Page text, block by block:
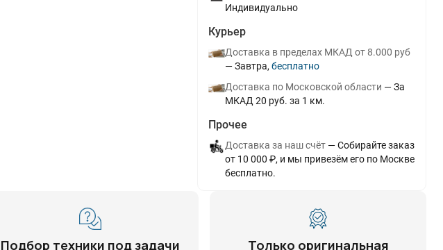
Индивидуально
Курьер
Доставка в пределах МКАД от 8.000 руб
Завтра
Бесплатно
Доставка по Московской области
За
МКАД 20 руб. за 1 км.
Прочее
Доставка за наш счёт
Собирайте заказ
от 10 000 ₽, и мы привезём его по Москве
бесплатно.
Подбор техники под задачи
Только оригинальная